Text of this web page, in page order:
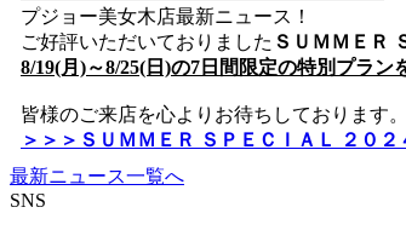
プジョー美女木店最新ニュース！
ご好評いただいておりました ＳＵＭＭＥＲ
8/19(月)～8/25(日)の7日間限定の特別プラン
皆様のご来店を心よりお待ちしております。
＞＞＞ＳＵＭＭＥＲ ＳＰＥＣＩＡＬ ２０
最新ニュース一覧へ
SNS